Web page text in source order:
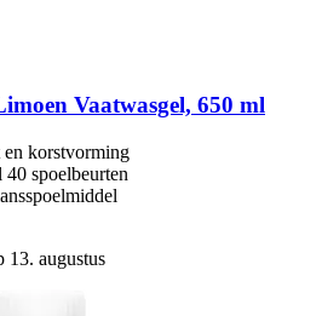
Vaatwasgel, 650 ml
en korstvorming
spoelbeurten
augustus